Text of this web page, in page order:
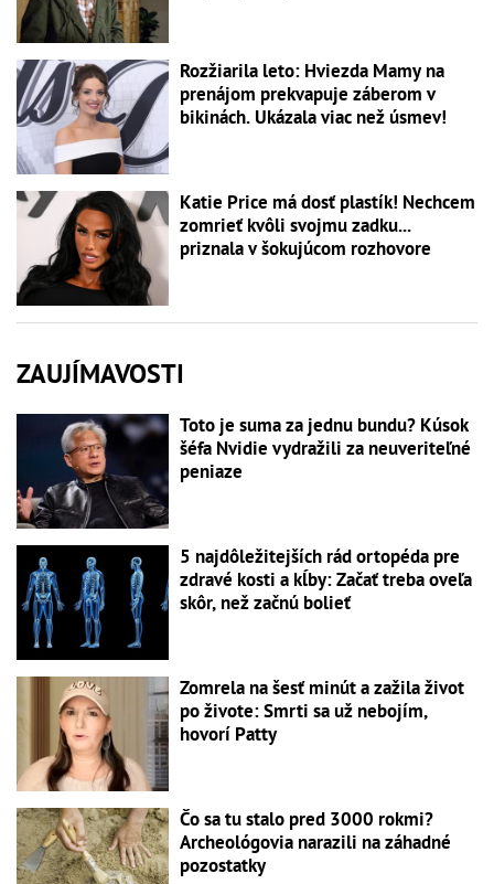
Rozžiarila leto: Hviezda Mamy na
prenájom prekvapuje záberom v
bikinách. Ukázala viac než úsmev!
Katie Price má dosť plastík! Nechcem
zomrieť kvôli svojmu zadku...
priznala v šokujúcom rozhovore
ZAUJÍMAVOSTI
Toto je suma za jednu bundu? Kúsok
šéfa Nvidie vydražili za neuveriteľné
peniaze
5 najdôležitejších rád ortopéda pre
zdravé kosti a kĺby: Začať treba oveľa
skôr, než začnú bolieť
Zomrela na šesť minút a zažila život
po živote: Smrti sa už nebojím,
hovorí Patty
Čo sa tu stalo pred 3000 rokmi?
Archeológovia narazili na záhadné
pozostatky